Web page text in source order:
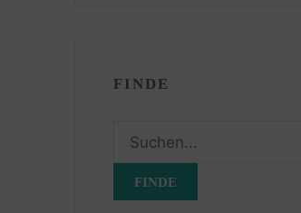
FINDE
Suchen
nach: